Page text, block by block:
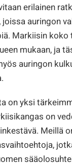
erilainen
auringon
Markiisin
mukaan, ja
auringon
on yksi
on
Meillä